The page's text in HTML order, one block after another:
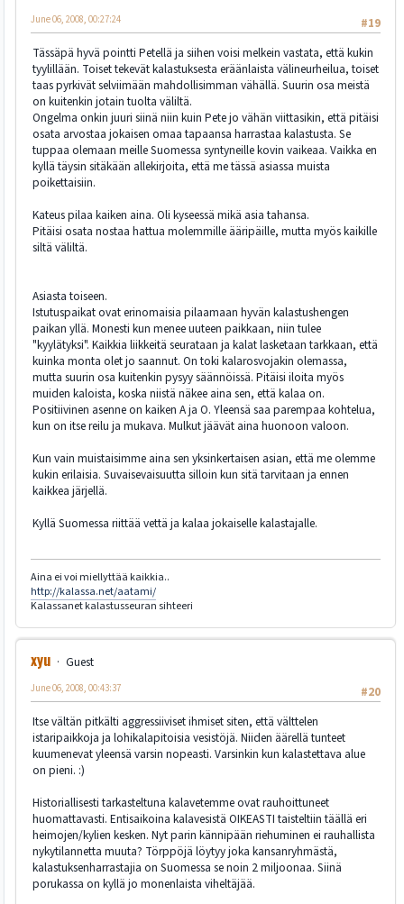
#19
June 06, 2008, 00:27:24
Tässäpä hyvä pointti Petellä ja siihen voisi melkein vastata, että kukin
tyylillään. Toiset tekevät kalastuksesta eräänlaista välineurheilua, toiset
taas pyrkivät selviimään mahdollisimman vähällä. Suurin osa meistä
on kuitenkin jotain tuolta väliltä.
Ongelma onkin juuri siinä niin kuin Pete jo vähän viittasikin, että pitäisi
osata arvostaa jokaisen omaa tapaansa harrastaa kalastusta. Se
tuppaa olemaan meille Suomessa syntyneille kovin vaikeaa. Vaikka en
kyllä täysin sitäkään allekirjoita, että me tässä asiassa muista
poikettaisiin.
Kateus pilaa kaiken aina. Oli kyseessä mikä asia tahansa.
Pitäisi osata nostaa hattua molemmille ääripäille, mutta myös kaikille
siltä väliltä.
Asiasta toiseen.
Istutuspaikat ovat erinomaisia pilaamaan hyvän kalastushengen
paikan yllä. Monesti kun menee uuteen paikkaan, niin tulee
"kyylätyksi". Kaikkia liikkeitä seurataan ja kalat lasketaan tarkkaan, että
kuinka monta olet jo saannut. On toki kalarosvojakin olemassa,
mutta suurin osa kuitenkin pysyy säännöissä. Pitäisi iloita myös
muiden kaloista, koska niistä näkee aina sen, että kalaa on.
Positiivinen asenne on kaiken A ja O. Yleensä saa parempaa kohtelua,
kun on itse reilu ja mukava. Mulkut jäävät aina huonoon valoon.
Kun vain muistaisimme aina sen yksinkertaisen asian, että me olemme
kukin erilaisia. Suvaisevaisuutta silloin kun sitä tarvitaan ja ennen
kaikkea järjellä.
Kyllä Suomessa riittää vettä ja kalaa jokaiselle kalastajalle.
Aina ei voi miellyttää kaikkia..
http://kalassa.net/aatami/
Kalassanet kalastusseuran sihteeri
xyu
Guest
#20
June 06, 2008, 00:43:37
Itse vältän pitkälti aggressiiviset ihmiset siten, että välttelen
istaripaikkoja ja lohikalapitoisia vesistöjä. Niiden äärellä tunteet
kuumenevat yleensä varsin nopeasti. Varsinkin kun kalastettava alue
on pieni. :)
Historiallisesti tarkasteltuna kalavetemme ovat rauhoittuneet
huomattavasti. Entisaikoina kalavesistä OIKEASTI taisteltiin täällä eri
heimojen/kylien kesken. Nyt parin kännipään riehuminen ei rauhallista
nykytilannetta muuta? Törppöjä löytyy joka kansanryhmästä,
kalastuksenharrastajia on Suomessa se noin 2 miljoonaa. Siinä
porukassa on kyllä jo monenlaista viheltäjää.